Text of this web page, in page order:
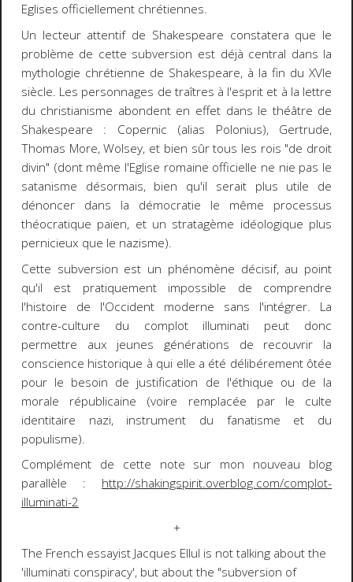
Eglises officiellement chrétiennes.
Un lecteur attentif de Shakespeare constatera que le
problème de cette subversion est déjà central dans la
mythologie chrétienne de Shakespeare, à la fin du XVIe
siècle. Les personnages de traîtres à l'esprit et à la lettre
du christianisme abondent en effet dans le théâtre de
Shakespeare : Copernic (alias Polonius), Gertrude,
Thomas More, Wolsey, et bien sûr tous les rois "de droit
divin" (dont même l'Eglise romaine officielle ne nie pas le
satanisme désormais, bien qu'il serait plus utile de
dénoncer dans la démocratie le même processus
théocratique païen, et un stratagème idéologique plus
pernicieux que le nazisme).
Cette subversion est un phénomène décisif, au point
qu'il est pratiquement impossible de comprendre
l'histoire de l'Occident moderne sans l'intégrer. La
contre-culture du complot illuminati peut donc
permettre aux jeunes générations de recouvrir la
conscience historique à qui elle a été délibérement ôtée
pour le besoin de justification de l'éthique ou de la
morale républicaine (voire remplacée par le culte
identitaire nazi, instrument du fanatisme et du
populisme).
Complément de cette note sur mon nouveau blog
parallèle : http://shakingspirit.overblog.com/complot-
illuminati-2
+
The French essayist Jacques Ellul is not talking about the
'illuminati conspiracy', but about the "subversion of